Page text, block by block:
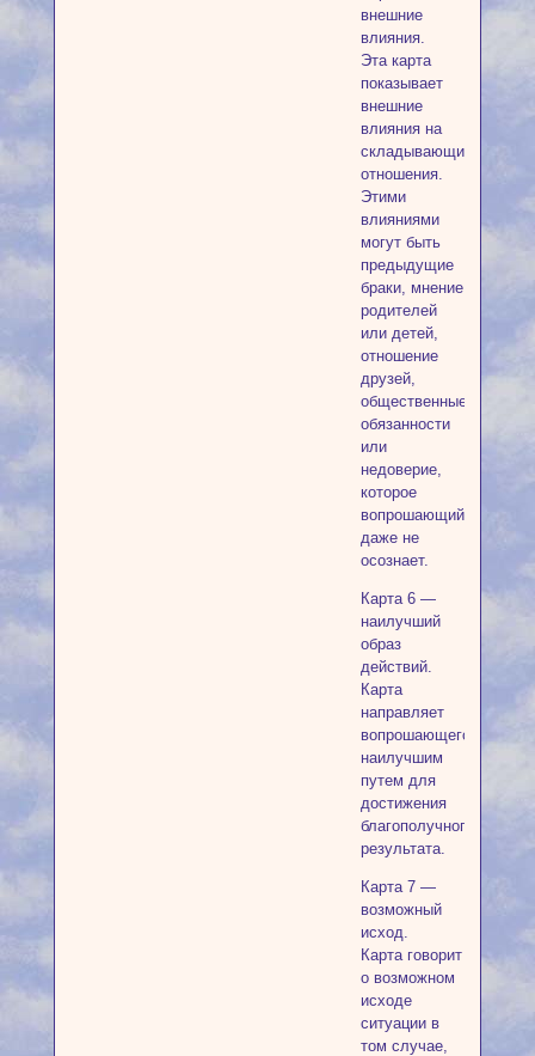
внешние
влияния.
Эта карта
показывает
внешние
влияния на
складывающиеся
отношения.
Этими
влияниями
могут быть
предыдущие
браки, мнение
родителей
или детей,
отношение
друзей,
общественные
обязанности
или
недоверие,
которое
вопрошающий
даже не
осознает.
Карта 6 —
наилучший
образ
действий.
Карта
направляет
вопрошающего
наилучшим
путем для
достижения
благополучного
результата.
Карта 7 —
возможный
исход.
Карта говорит
о возможном
исходе
ситуации в
том случае,